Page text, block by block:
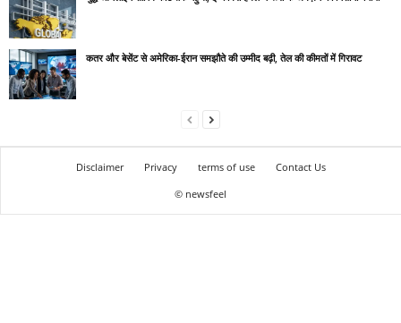
कतर और बेसेंट से अमेरिका-ईरान समझौते की उम्मीद बढ़ी, तेल की कीमतों में गिरावट
Disclaimer Privacy terms of use
Contact Us
© newsfeel